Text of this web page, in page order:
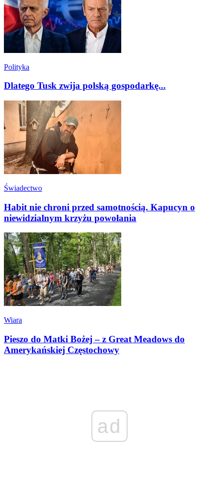
Polityka
Dlatego Tusk zwija polską gospodarkę...
Świadectwo
Habit nie chroni przed samotnością. Kapucyn o
niewidzialnym krzyżu powołania
Wiara
Pieszo do Matki Bożej – z Great Meadows do
Amerykańskiej Częstochowy
ad